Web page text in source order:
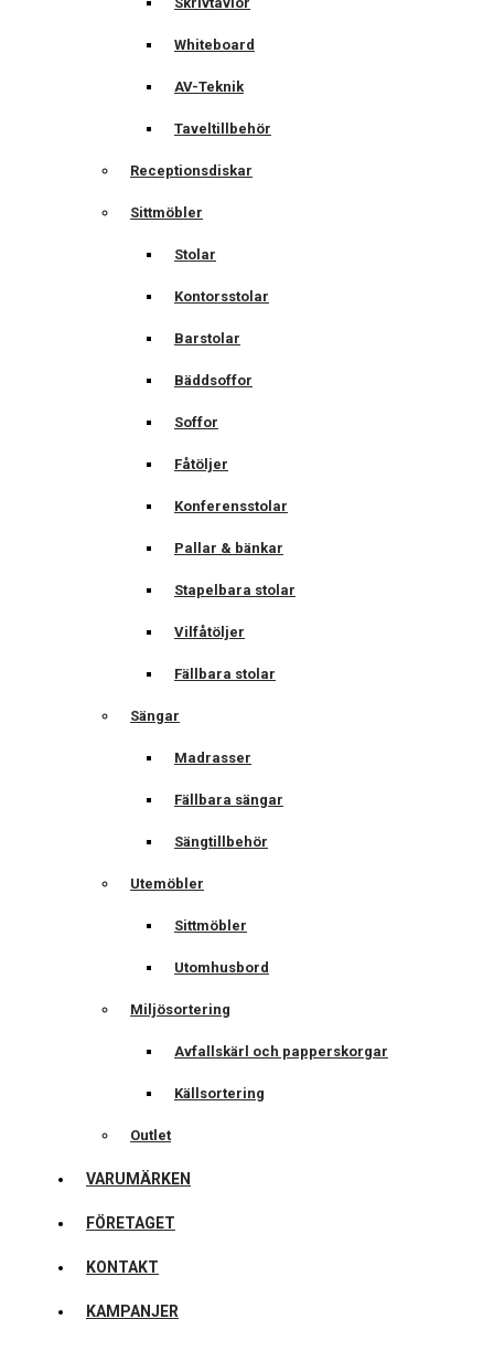
Whiteboard
AV-Teknik
Taveltillbehör
Receptionsdiskar
Sittmöbler
Stolar
Kontorsstolar
Barstolar
Bäddsoffor
Soffor
Fåtöljer
Konferensstolar
Pallar & bänkar
Stapelbara stolar
Vilfåtöljer
Fällbara stolar
Sängar
Madrasser
Fällbara sängar
Sängtillbehör
Utemöbler
Sittmöbler
Utomhusbord
Miljösortering
Avfallskärl och papperskorgar
Källsortering
Outlet
VARUMÄRKEN
FÖRETAGET
KONTAKT
KAMPANJER